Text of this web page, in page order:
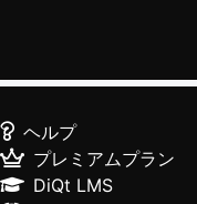
ヘルプ
プレミアムプラン
DiQt LMS